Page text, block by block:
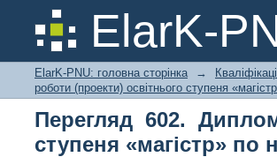
ElarK-
Перегляд 602.
назві
ElarK-PNU: головна сторінка →
роботи (проекти) освітнього ступеня
Перегляд 602.
ступеня «магістр» по